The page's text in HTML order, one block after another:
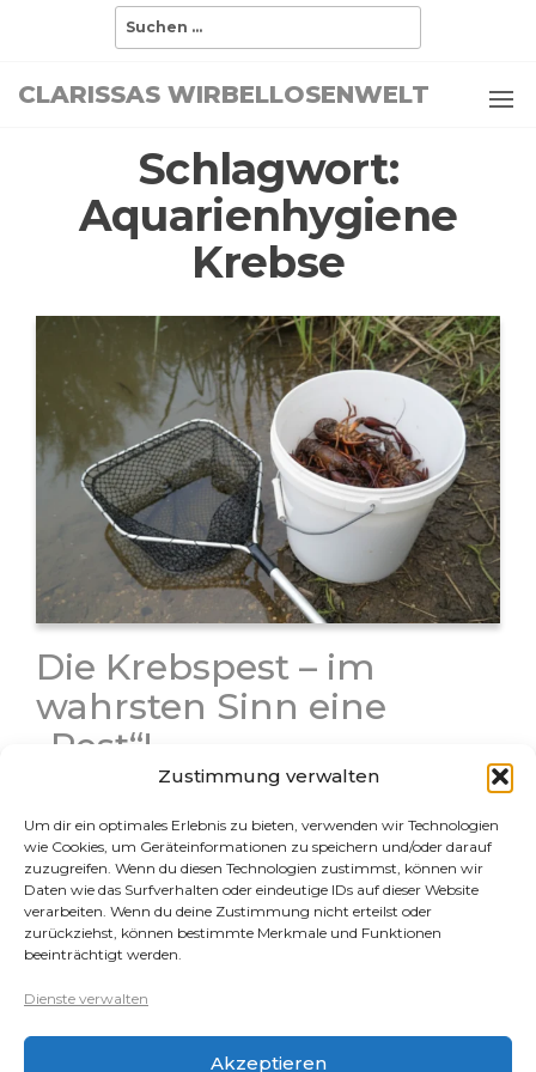
Zustimmung verwalten
Um dir ein optimales Erlebnis zu bieten, verwenden wir Technologien
wie Cookies, um Geräteinformationen zu speichern und/oder darauf
zuzugreifen. Wenn du diesen Technologien zustimmst, können wir
Daten wie das Surfverhalten oder eindeutige IDs auf dieser Website
verarbeiten. Wenn du deine Zustimmung nicht erteilst oder
zurückziehst, können bestimmte Merkmale und Funktionen
beeinträchtigt werden.
Dienste verwalten
Akzeptieren
CLARISSAS WIRBELLOSENWELT
Schlagwort:
Aquarienhygiene
Krebse
Die Krebspest – im
wahrsten Sinn eine
„Pest“!
Die Krebspest ist wohl die schlimmste Erkrankung bei
Krebsen, da sie unheilbar ist und der Krankheitsverlauf
nach Auftreten der ersten Symptome zu 100 % tödlich
ist. Leider gibt es immer noch Krebshalter, denen die
Krebspest nicht…